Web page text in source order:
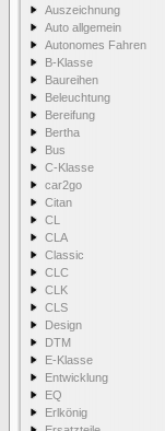
Auszeichnung
Auto allgemein
Autonomes Fahren
B-Klasse
Baureihen
Beleuchtung
Bereifung
Bertha
Bus
C-Klasse
car2go
Citan
CL
CLA
Classic
CLC
CLK
CLS
Design
DTM
E-Klasse
Entwicklung
EQ
Erlkönig